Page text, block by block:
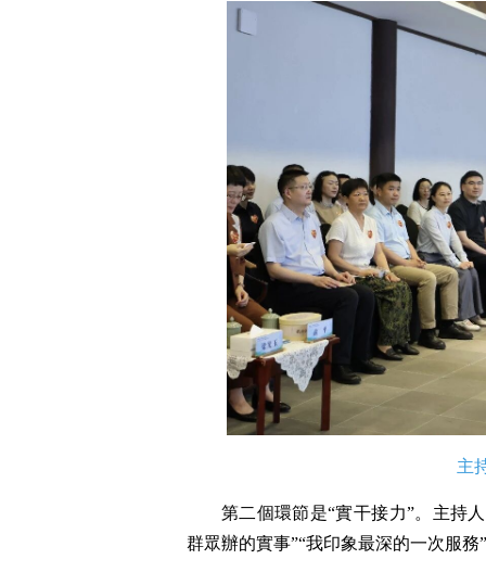
主
第二個環節是“實干接力”。主持
群眾辦的實事”“我印象最深的一次服